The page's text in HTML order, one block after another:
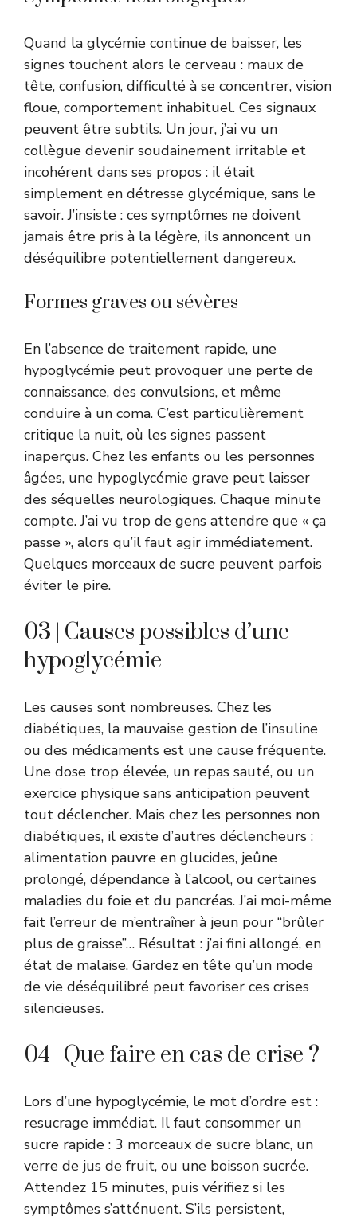
Quand la glycémie continue de baisser, les
signes touchent alors le cerveau : maux de
tête, confusion, difficulté à se concentrer, vision
floue, comportement inhabituel. Ces signaux
peuvent être subtils. Un jour, j’ai vu un
collègue devenir soudainement irritable et
incohérent dans ses propos : il était
simplement en détresse glycémique, sans le
savoir. J’insiste : ces symptômes ne doivent
jamais être pris à la légère, ils annoncent un
déséquilibre potentiellement dangereux.
Formes graves ou sévères
En l’absence de traitement rapide, une
hypoglycémie peut provoquer une perte de
connaissance, des convulsions, et même
conduire à un coma. C’est particulièrement
critique la nuit, où les signes passent
inaperçus. Chez les enfants ou les personnes
âgées, une hypoglycémie grave peut laisser
des séquelles neurologiques. Chaque minute
compte. J’ai vu trop de gens attendre que « ça
passe », alors qu’il faut agir immédiatement.
Quelques morceaux de sucre peuvent parfois
éviter le pire.
03 | Causes possibles d’une
hypoglycémie
Les causes sont nombreuses. Chez les
diabétiques, la mauvaise gestion de l’insuline
ou des médicaments est une cause fréquente.
Une dose trop élevée, un repas sauté, ou un
exercice physique sans anticipation peuvent
tout déclencher. Mais chez les personnes non
diabétiques, il existe d’autres déclencheurs :
alimentation pauvre en glucides, jeûne
prolongé, dépendance à l’alcool, ou certaines
maladies du foie et du pancréas. J’ai moi-même
fait l’erreur de m’entraîner à jeun pour “brûler
plus de graisse”… Résultat : j’ai fini allongé, en
état de malaise. Gardez en tête qu’un mode
de vie déséquilibré peut favoriser ces crises
silencieuses.
04 | Que faire en cas de crise ?
Lors d’une hypoglycémie, le mot d’ordre est :
resucrage immédiat. Il faut consommer un
sucre rapide : 3 morceaux de sucre blanc, un
verre de jus de fruit, ou une boisson sucrée.
Attendez 15 minutes, puis vérifiez si les
symptômes s’atténuent. S’ils persistent,